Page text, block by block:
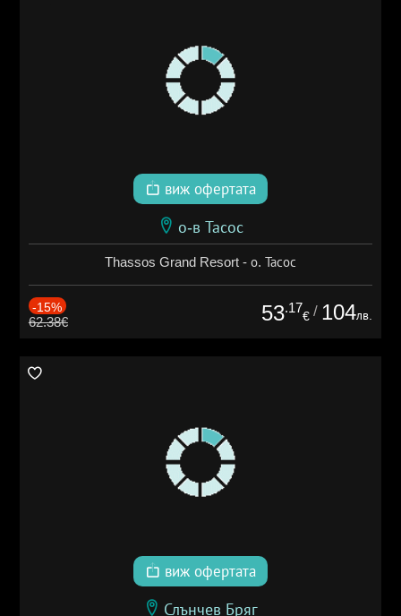
виж офертата
о-в Тасос
Thassos Grand Resort - о. Тасос
-15%
62.38€ 53.17
€ / 104лв.
виж офертата
Слънчев Бряг